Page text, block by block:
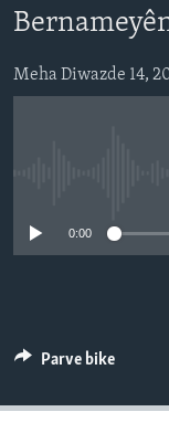
here
SÛRÎYE
ÎRAN
SERNIVÎS
Learning English
FOLLOW US
Meha Diwazde 14,
0:00
Parve bike